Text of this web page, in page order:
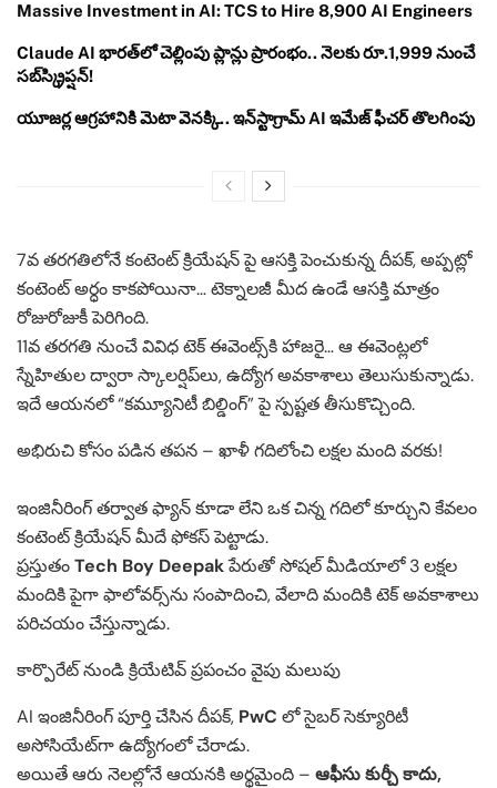
Massive Investment in AI: TCS to Hire 8,900 AI Engineers
Claude AI భారత్‌లో చెల్లింపు ప్లాన్లు ప్రారంభం.. నెలకు రూ.1,999 నుంచే
సబ్‌స్క్రిప్షన్!
యూజర్ల ఆగ్రహానికి మెటా వెనక్కి.. ఇన్‌స్టాగ్రామ్ AI ఇమేజ్ ఫీచర్ తొలగింపు
7వ తరగతిలోనే కంటెంట్ క్రియేషన్ పై ఆసక్తి పెంచుకున్న దీపక్, అప్పట్లో
కంటెంట్ అర్ధం కాకపోయినా… టెక్నాలజీ మీద ఉండే ఆసక్తి మాత్రం
రోజురోజుకీ పెరిగింది.
11వ తరగతి నుంచే వివిధ టెక్ ఈవెంట్స్‌కి హాజరై… ఆ ఈవెంట్లలో
స్నేహితుల ద్వారా స్కాలర్షిప్‌లు, ఉద్యోగ అవకాశాలు తెలుసుకున్నాడు.
ఇదే ఆయనలో “కమ్యూనిటీ బిల్డింగ్” పై స్పష్టత తీసుకొచ్చింది.
అభిరుచి కోసం పడిన తపన – ఖాళీ గదిలోంచి లక్షల మంది వరకు!
ఇంజినీరింగ్ తర్వాత ఫ్యాన్ కూడా లేని ఒక చిన్న గదిలో కూర్చుని కేవలం
కంటెంట్ క్రియేషన్ మీదే ఫోకస్ పెట్టాడు.
ప్రస్తుతంTech Boy Deepakపేరుతో సోషల్ మీడియాలో 3 లక్షల
మందికి పైగా ఫాలోవర్స్‌ను సంపాదించి, వేలాది మందికి టెక్ అవకాశాలు
పరిచయం చేస్తున్నాడు.
కార్పొరేట్ నుండి క్రియేటివ్ ప్రపంచం వైపు మలుపు
AI ఇంజినీరింగ్ పూర్తి చేసిన దీపక్, PwC లో సైబర్ సెక్యూరిటీ
అసోసియేట్‌గా ఉద్యోగంలో చేరాడు.
అయితే ఆరు నెలల్లోనే ఆయనకి అర్థమైంది – ఆఫీసు కుర్చీ కాదు,